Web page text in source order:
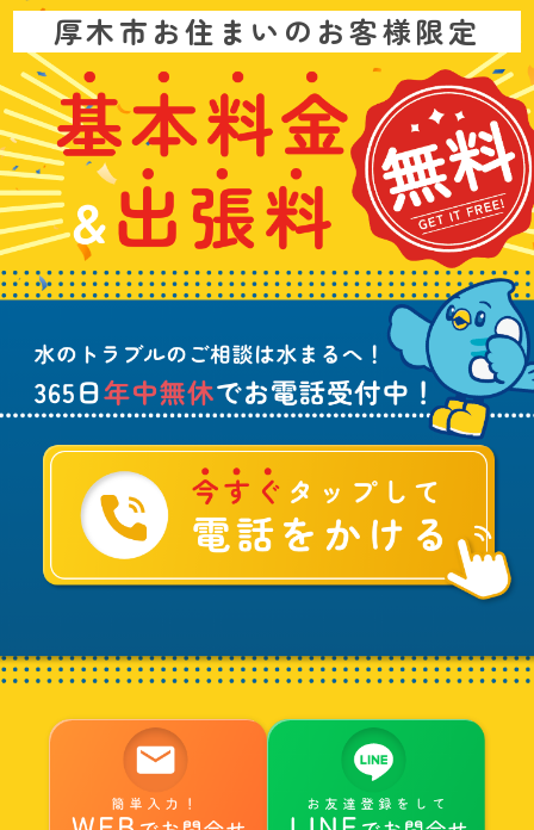
合
わ
せ
は
こ
ち
ら
厚木市お住まいのお客様限定
本
料
金
&
出
張
料
無
料
漏
れ
や
詰
ま
り
、
水
の
ラ
ブ
6
日
年
中
無
休
で
お
話
受